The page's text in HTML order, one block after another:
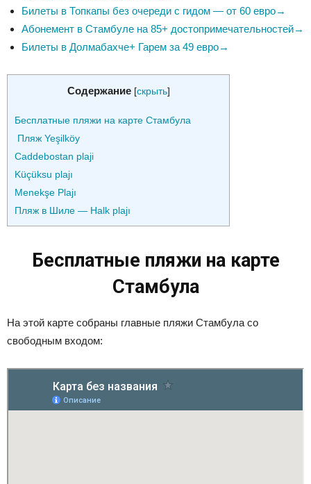
Билеты в Топкапы без очереди с гидом — от 60 евро→
Абонемент в Стамбуле на 85+ достопримечательностей→
Билеты в Долмабахче+ Гарем за 49 евро→
Содержание [скрыть]
Бесплатные пляжи на карте Стамбула
Пляж Yeşilköy
Caddebostan plaji
Küçüksu plajı
Menekşe Plajı
Пляж в Шиле — Halk plajı
Бесплатные пляжи на карте
Стамбула
На этой карте собраны главные пляжи Стамбула со
свободным входом: